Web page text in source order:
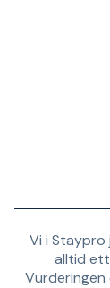
Vi i
alltid
Vurderingen